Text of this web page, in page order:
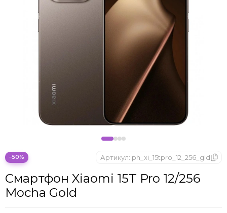
Nintendo
ONYX BOOX
Oukitel
Pico
−50%
Смартфон Xiaomi 15T Pro 12/256
Mocha Gold
Артикул: ph_xi_15tpro_12_256_gld